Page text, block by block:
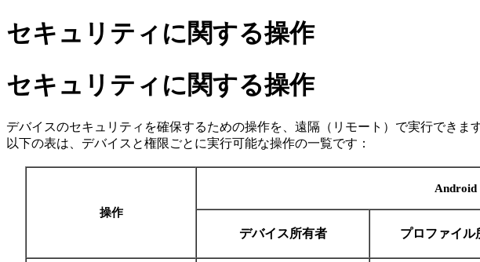
セキュリティに関する操作
セキュリティに関する操作
デバイスのセキュリティを確保するための操作を、遠隔（リモート）で実行できま
以下の表は、デバイスと権限ごとに実行可能な操作の一覧です：
操作
Android
デバイス所有者 プロファイル